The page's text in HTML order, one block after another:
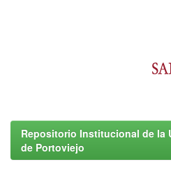
Repositorio Institucional de la
de Portoviejo